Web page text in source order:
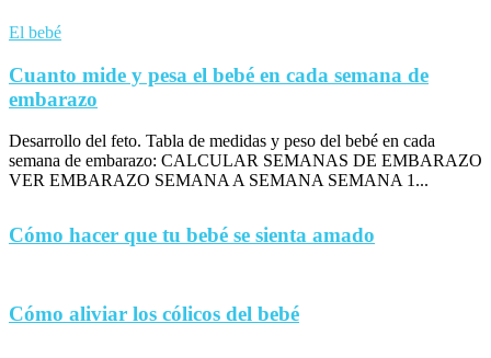
El bebé
Cuanto mide y pesa el bebé en cada semana de
embarazo
Desarrollo del feto. Tabla de medidas y peso del bebé en cada
semana de embarazo: CALCULAR SEMANAS DE EMBARAZO
VER EMBARAZO SEMANA A SEMANA SEMANA 1...
Cómo hacer que tu bebé se sienta amado
Cómo aliviar los cólicos del bebé